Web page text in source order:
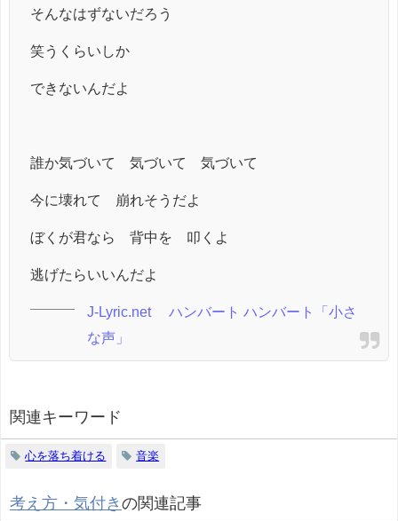
そんなはずないだろう
笑うくらいしか
できないんだよ
誰か気づいて 気づいて 気づいて
今に壊れて 崩れそうだよ
ぼくが君なら 背中を 叩くよ
逃げたらいいんだよ
J-Lyric.net ハンバート ハンバート「小さ
な声」
関連キーワード
心を落ち着ける 音楽
考え方・気付き の関連記事